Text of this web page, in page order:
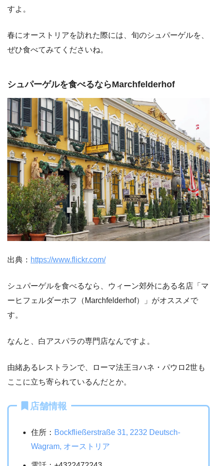
すよ。
春にオーストリアを訪れた際には、旬のシュパーゲルを、
ぜひ食べてみてくださいね。
シュパーゲルを食べるならMarchfelderhof
出典： https://www.flickr.com/
シュパーゲルを食べるなら、ウィーン郊外にある名店「マ
ーヒフェルダーホフ（Marchfelderhof）」がオススメで
す。
なんと、白アスパラの専門店なんですよ。
由緒あるレストランで、ローマ法王ヨハネ・パウロ2世も
ここに立ち寄られているんだとか。
店舗情報
住所： Bockfließerstraße 31, 2232 Deutsch-
Wagram, オーストリア